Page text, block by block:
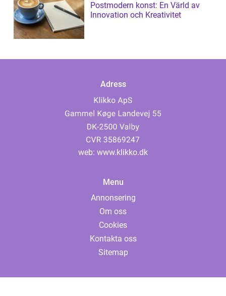
Postmodern konst: En Värld av
Innovation och Kreativitet
Adress
web: www.klikko.dk
Menu
Annonsering
Om oss
Cookies
Kontakta oss
Sitemap